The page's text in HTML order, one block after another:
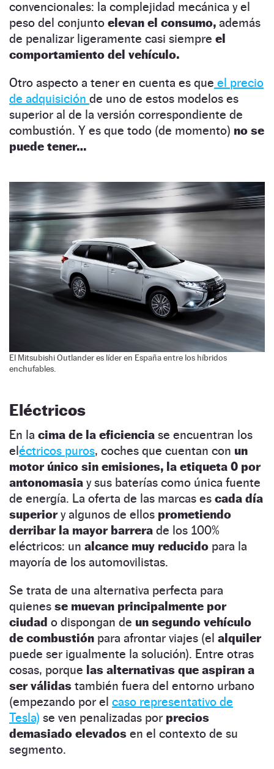
convencionales: la complejidad mecánica y el
peso del conjunto elevan el consumo, además
de penalizar ligeramente casi siempre el
comportamiento del vehículo.
Otro aspecto a tener en cuenta es que el precio
de adquisición de uno de estos modelos es
superior al de la versión correspondiente de
combustión. Y es que todo (de momento) no se
puede tener…
El Mitsubishi Outlander es líder en España entre los híbridos
enchufables.
Eléctricos
En la cima de la eficiencia se encuentran los
eléctricos puros, coches que cuentan con un
motor único sin emisiones, la etiqueta 0 por
antonomasia y sus baterías como única fuente
de energía. La oferta de las marcas es cada día
superiory algunos de ellos prometiendo
derribar la mayor barrera de los 100%
eléctricos: un alcance muy reducido para la
mayoría de los automovilistas.
Se trata de una alternativa perfecta para
quienes se muevan principalmente por
ciudad o dispongan de un segundo vehículo
de combustión para afrontar viajes (el alquiler
puede ser igualmente la solución). Entre otras
cosas, porque las alternativas que aspiran a
ser válidas también fuera del entorno urbano
(empezando por el caso representativo de
Tesla) se ven penalizadas por precios
demasiado elevados en el contexto de su
segmento.